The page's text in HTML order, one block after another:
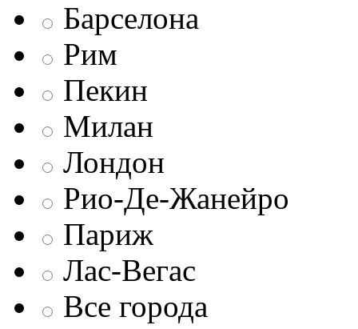
Барселона
Рим
Пекин
Милан
Лондон
Рио-Де-Жанейро
Париж
Лас-Вегас
Все города